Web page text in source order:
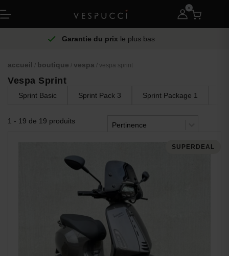
Échangegratuit
accueil / boutique / vespa / vespa sprint
Vespa Sprint
Sprint Basic Sprint Pack 3 Sprint Package 1
1 - 19 de 19 produits Trier
Trier le contenu
Trier le contenu
SUPERDEAL